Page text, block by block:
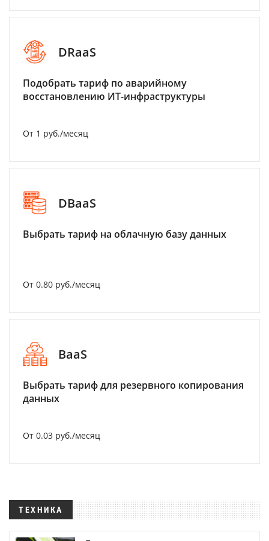
DRaaS
Подобрать тариф по аварийному
восстановлению ИТ-инфраструктуры
От 1 руб./месяц
DBaaS
Выбрать тариф на облачную базу данных
От 0.80 руб./месяц
BaaS
Выбрать тариф для резервного копирования
данных
От 0.03 руб./месяц
ТЕХНИКА